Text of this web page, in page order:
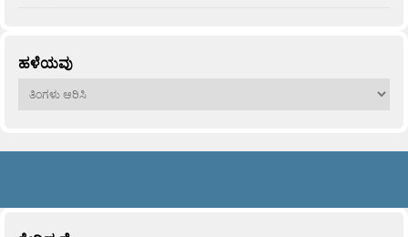
ಹಳೆಯವು
ಹಳೆಯವು